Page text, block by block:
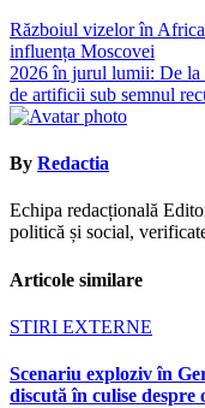
Navigare
în
articole
Războiul vizelor în
influența Moscovei
2026 în jurul lumii: De la
de artificii sub semnul
By Redactia
Echipa redacțională
politică și social,
Articole similare
STIRI EXTERNE
Scenariu exploziv în
discută în culise